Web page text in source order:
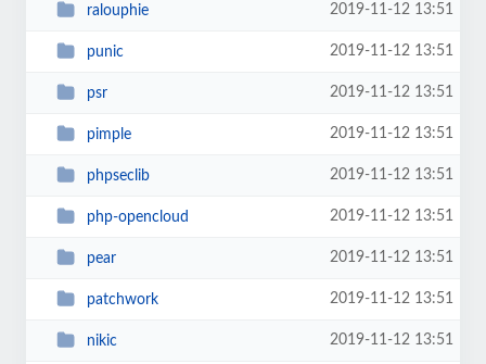
ralouphie 2019-11-12 13:51
punic 2019-11-12 13:51
psr 2019-11-12 13:51
pimple 2019-11-12 13:51
phpseclib 2019-11-12 13:51
php-opencloud 2019-11-12 13:51
pear 2019-11-12 13:51
patchwork 2019-11-12 13:51
nikic 2019-11-12 13:51